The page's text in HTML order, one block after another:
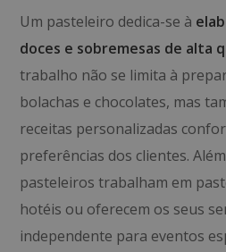
Um pasteleiro dedica-se à
doces e sobremesas de alta
trabalho não se limita à
bolachas e chocolates, mas
receitas personalizadas
preferências dos clientes.
pasteleiros trabalham em
hotéis ou oferecem os seus
independente para eventos